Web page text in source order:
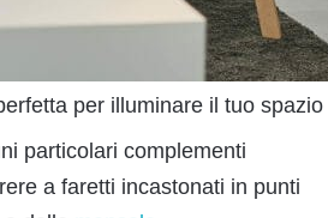
per illuminare il tuo
particolari complementi
a faretti incastonati in punti